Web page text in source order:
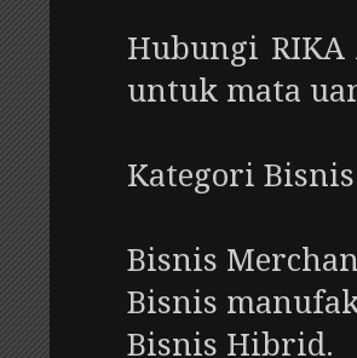
Hubungi RIKA
untuk mata
Kategori Bisnis
Bisnis
Bisnis
Bisnis Hibrid.